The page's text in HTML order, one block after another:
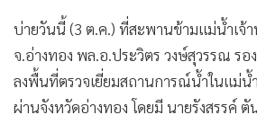
เศรษฐกิจ-ธุรกิจ
• จีน
• ชุมชน-คุณภาพชีวิต
อาชญากรรม
บ่ายวันนี้ (3 ต.ค.) ที่สะพานข้ามแม่น้ำเจ้า
จ.อ่างทอง พล.อ.ประวิตร วงษ์สุวรรณ รอ
ลงพื้นที่ตรวจเยี่ยมสถานการณ์น้ำในแม่น้ำ
ผ่านจังหวัดอ่างทอง โดยมี นายรังสรรค์ ตั